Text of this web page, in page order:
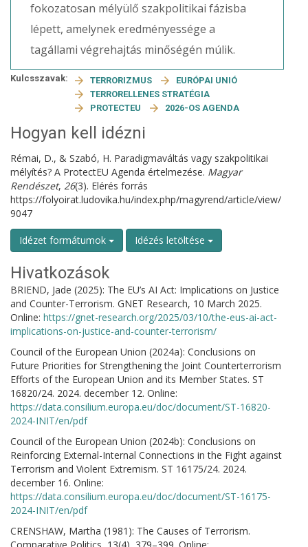
fokozatosan mélyülő szakpolitikai fázisba
lépett, amelynek eredményessége a
tagállami végrehajtás minőségén múlik.
Kulcsszavak: TERRORIZMUS
EURÓPAI UNIÓ
TERRORELLENES STRATÉGIA
PROTECTEU
2026-OS AGENDA
Hogyan kell idézni
Rémai, D., & Szabó, H. Paradigmaváltás vagy szakpolitikai
mélyítés? A ProtectEU Agenda értelmezése. Magyar
Rendészet, 26(3). Elérés forrás
https://folyoirat.ludovika.hu/index.php/magyrend/article/view/
9047
Idézet formátumok Idézés letöltése
Hivatkozások
BRIEND, Jade (2025): The EU’s AI Act: Implications on Justice
and Counter-Terrorism. GNET Research, 10 March 2025.
Online: https://gnet-research.org/2025/03/10/the-eus-ai-act-
implications-on-justice-and-counter-terrorism/
Council of the European Union (2024a): Conclusions on
Future Priorities for Strengthening the Joint Counterterrorism
Efforts of the European Union and its Member States. ST
16820/24. 2024. december 12. Online:
https://data.consilium.europa.eu/doc/document/ST-16820-
2024-INIT/en/pdf
Council of the European Union (2024b): Conclusions on
Reinforcing External-Internal Connections in the Fight against
Terrorism and Violent Extremism. ST 16175/24. 2024.
december 16. Online:
https://data.consilium.europa.eu/doc/document/ST-16175-
2024-INIT/en/pdf
CRENSHAW, Martha (1981): The Causes of Terrorism.